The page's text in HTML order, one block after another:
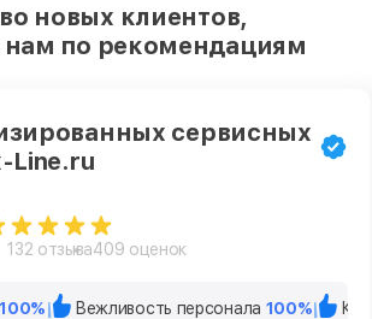
новых клиентов,
нам по рекомендациям
сервисных
Line.ru
132 отзыва409 оценок
100% Вежливость персонала 100%